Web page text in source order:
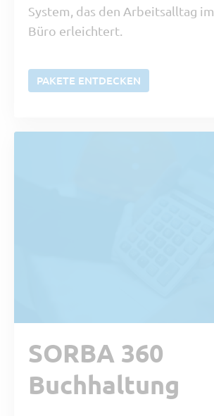
System, das den Arbeitsalltag im
Büro erleichtert.
PAKETE ENTDECKEN
SORBA 360
Buchhaltung